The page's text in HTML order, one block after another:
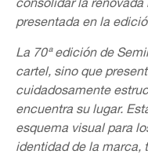
presentada en la
La 70ª edición de
cartel, sino que
cuidadosamente
encuentra su lugar.
esquema visual para
identidad de la marca,